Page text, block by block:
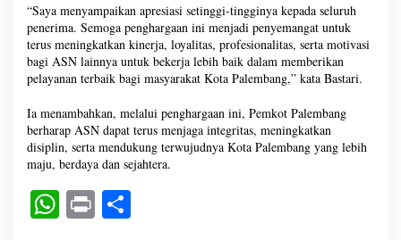
“Saya menyampaikan apresiasi setinggi-tingginya kepada seluruh
penerima. Semoga penghargaan ini menjadi penyemangat untuk
terus meningkatkan kinerja, loyalitas, profesionalitas, serta motivasi
bagi ASN lainnya untuk bekerja lebih baik dalam memberikan
pelayanan terbaik bagi masyarakat Kota Palembang,” kata Bastari.
Ia menambahkan, melalui penghargaan ini, Pemkot Palembang
berharap ASN dapat terus menjaga integritas, meningkatkan
disiplin, serta mendukung terwujudnya Kota Palembang yang lebih
maju, berdaya dan sejahtera.
W Pr